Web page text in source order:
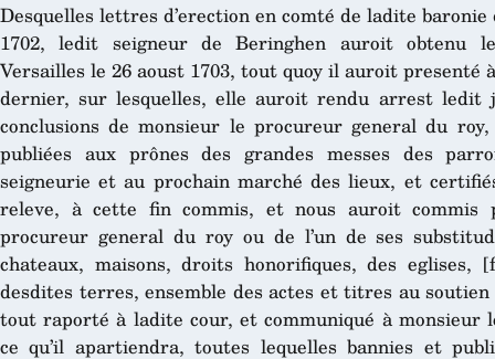
Desquelles lettres d’erection en comté de ladite
1702, ledit seigneur de Beringhen auroit obtenu
Versailles le 26 aoust 1703, tout quoy il auroit presenté
dernier, sur lesquelles, elle auroit rendu arrest ledit
conclusions de monsieur le procureur general du
publiées aux prônes des grandes messes des
seigneurie et au prochain marché des lieux, et
releve, à cette fin commis, et nous auroit commis
procureur general du roy ou de l’un de ses
chateaux, maisons, droits honorifiques, des eglises,
desdites terres, ensemble des actes et titres au
tout raporté à ladite cour, et communiqué à monsieur
ce qu’il apartiendra, toutes lequelles bannies et